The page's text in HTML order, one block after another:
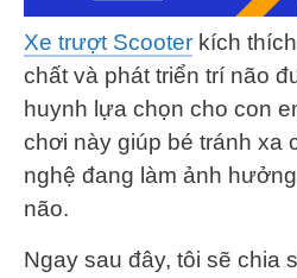
Xe trượt Scooter kích
chất và phát triển trí não
huynh lựa chọn cho con
chơi này giúp bé tránh xa
nghệ đang làm ảnh
não.
Ngay sau đây, tôi sẽ chia